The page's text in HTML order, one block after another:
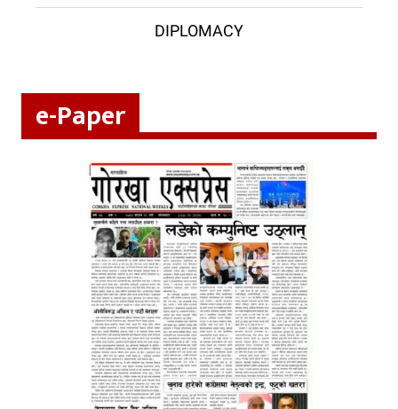
DIPLOMACY
e-Paper